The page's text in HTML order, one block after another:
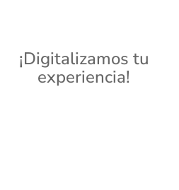
¡Digitalizamos tu
experiencia!